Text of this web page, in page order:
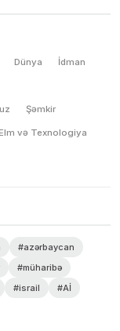
Dünya İdman
Şəmkir
və Texnologiya
#azərbaycan
#müharibə
#israil
#Aİ